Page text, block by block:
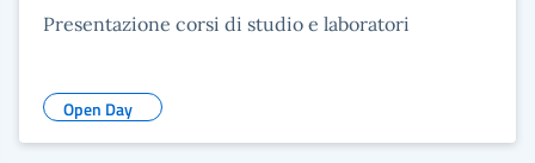
Presentazione corsi di studio e laboratori
Open Day